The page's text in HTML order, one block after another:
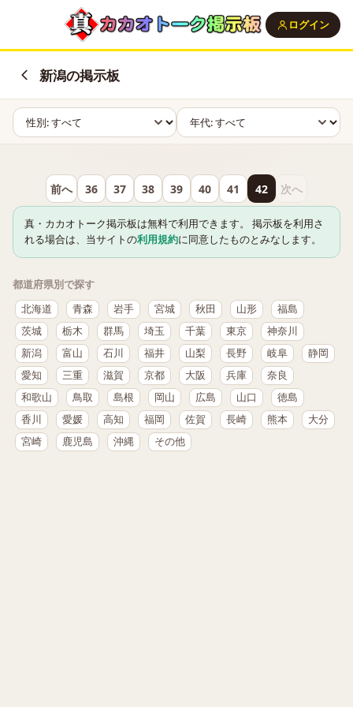
ログイン
新潟の掲示板
前へ 36 37 38 39 40 41 42 次へ
真・カカオトーク掲示板は無料で利用できます。 掲示板を利用さ
れる場合は、当サイトの利用規約に同意したものとみなします。
都道府県別で探す
北海道 青森 岩手 宮城 秋田 山形
福島
茨城
栃木 群馬 埼玉 千葉 東京
神奈川
新潟
富山 石川 福井 山梨 長野 岐阜
静岡
愛知
三重 滋賀 京都 大阪 兵庫
奈良
和歌山
鳥取 島根 岡山 広島 山口
徳島
香川
愛媛 高知 福岡 佐賀 長崎 熊本
大分
宮崎
鹿児島 沖縄 その他